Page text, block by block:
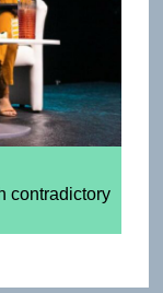
contradictory